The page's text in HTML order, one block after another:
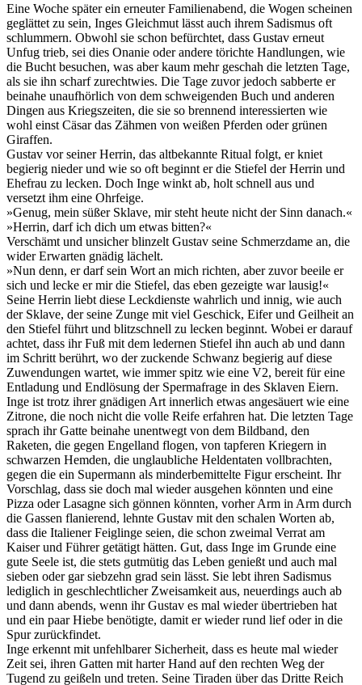
Eine Woche später ein erneuter Familienabend, die Wogen scheinen
geglättet zu sein, Inges Gleichmut lässt auch ihrem Sadismus oft
schlummern. Obwohl sie schon befürchtet, dass Gustav erneut
Unfug trieb, sei dies Onanie oder andere törichte Handlungen, wie
die Bucht besuchen, was aber kaum mehr geschah die letzten Tage,
als sie ihn scharf zurechtwies. Die Tage zuvor jedoch sabberte er
beinahe unaufhörlich von dem schweigenden Buch und anderen
Dingen aus Kriegszeiten, die sie so brennend interessierten wie
wohl einst Cäsar das Zähmen von weißen Pferden oder grünen
Giraffen.
Gustav vor seiner Herrin, das altbekannte Ritual folgt, er kniet
begierig nieder und wie so oft beginnt er die Stiefel der Herrin und
Ehefrau zu lecken. Doch Inge winkt ab, holt schnell aus und
versetzt ihm eine Ohrfeige.
»Genug, mein süßer Sklave, mir steht heute nicht der Sinn danach.«
»Herrin, darf ich dich um etwas bitten?«
Verschämt und unsicher blinzelt Gustav seine Schmerzdame an, die
wider Erwarten gnädig lächelt.
»Nun denn, er darf sein Wort an mich richten, aber zuvor beeile er
sich und lecke er mir die Stiefel, das eben gezeigte war lausig!«
Seine Herrin liebt diese Leckdienste wahrlich und innig, wie auch
der Sklave, der seine Zunge mit viel Geschick, Eifer und Geilheit an
den Stiefel führt und blitzschnell zu lecken beginnt. Wobei er darauf
achtet, dass ihr Fuß mit dem ledernen Stiefel ihn auch ab und dann
im Schritt berührt, wo der zuckende Schwanz begierig auf diese
Zuwendungen wartet, wie immer spitz wie eine V2, bereit für eine
Entladung und Endlösung der Spermafrage in des Sklaven Eiern.
Inge ist trotz ihrer gnädigen Art innerlich etwas angesäuert wie eine
Zitrone, die noch nicht die volle Reife erfahren hat. Die letzten Tage
sprach ihr Gatte beinahe unentwegt von dem Bildband, den
Raketen, die gegen Engelland flogen, von tapferen Kriegern in
schwarzen Hemden, die unglaubliche Heldentaten vollbrachten,
gegen die ein Supermann als minderbemittelte Figur erscheint. Ihr
Vorschlag, dass sie doch mal wieder ausgehen könnten und eine
Pizza oder Lasagne sich gönnen könnten, vorher Arm in Arm durch
die Gassen flanierend, lehnte Gustav mit den schalen Worten ab,
dass die Italiener Feiglinge seien, die schon zweimal Verrat am
Kaiser und Führer getätigt hätten. Gut, dass Inge im Grunde eine
gute Seele ist, die stets gutmütig das Leben genießt und auch mal
sieben oder gar siebzehn grad sein lässt. Sie lebt ihren Sadismus
lediglich in geschlechtlicher Zweisamkeit aus, neuerdings auch ab
und dann abends, wenn ihr Gustav es mal wieder übertrieben hat
und ein paar Hiebe benötigte, damit er wieder rund lief oder in die
Spur zurückfindet.
Inge erkennt mit unfehlbarer Sicherheit, dass es heute mal wieder
Zeit sei, ihren Gatten mit harter Hand auf den rechten Weg der
Tugend zu geißeln und treten. Seine Tiraden über das Dritte Reich